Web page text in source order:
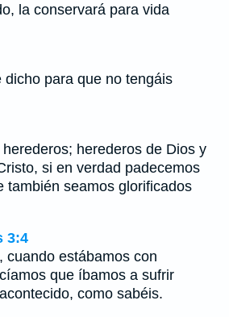
la conservará para vida
dicho para que no tengáis
herederos de Dios y
si en verdad padecemos
también seamos glorificados
3:4
cuando estábamos con
que íbamos a sufrir
como sabéis.